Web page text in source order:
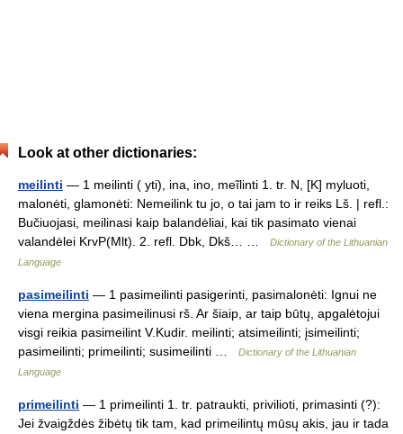
Look at other dictionaries:
meilinti — 1 meilinti ( yti), ina, ino, meĩlinti 1. tr. N, [K] myluoti,
malonėti, glamonėti: Nemeilink tu jo, o tai jam to ir reiks Lš. | refl.:
Bučiuojasi, meilinasi kaip balandėliai, kai tik pasimato vienai
valandėlei KrvP(Mlt). 2. refl. Dbk, Dkš… …
Dictionary of the Lithuanian
Language
pasimeilinti — 1 pasimeilinti pasigerinti, pasimalonėti: Ignui ne
viena mergina pasimeilinusi rš. Ar šiaip, ar taip būtų, apgalėtojui
visgi reikia pasimeilint V.Kudir. meilinti; atsimeilinti; įsimeilinti;
pasimeilinti; primeilinti; susimeilinti …
Dictionary of the Lithuanian
Language
primeilinti — 1 primeilinti 1. tr. patraukti, privilioti, primasinti (?):
Jei žvaigždės žibėtų tik tam, kad primeilintų mūsų akis, jau ir tada